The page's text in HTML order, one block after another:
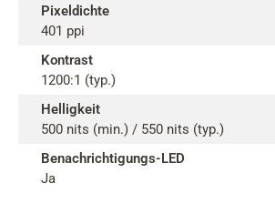
Pixeldichte
401 ppi
Kontrast
1200:1 (typ.)
Helligkeit
500 nits (min.) / 550 nits (typ.)
Benachrichtigungs-LED
Ja